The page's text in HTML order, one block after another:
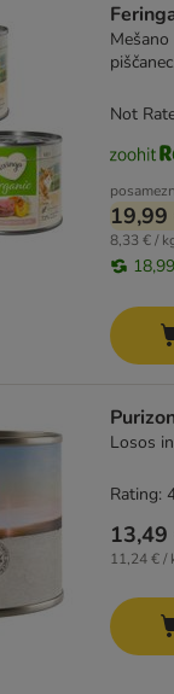
19,99
8,33 € /
Not
Losos
13,49
11,24 € /
Rating: